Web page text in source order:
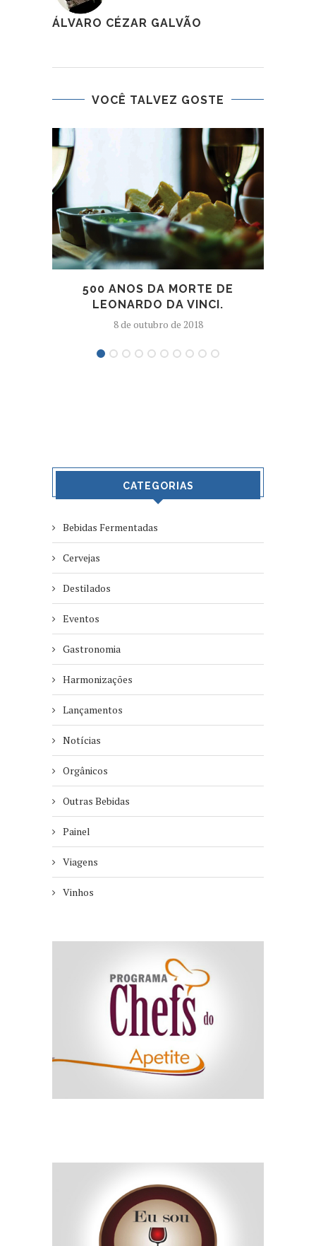
ÁLVARO CÉZAR GALVÃO
VOCÊ TALVEZ GOSTE
500 ANOS DA MORTE DE
LEONARDO DA VINCI.
8 de outubro de 2018
CATEGORIAS
Bebidas Fermentadas
Cervejas
Destilados
Eventos
Gastronomia
Harmonizações
Lançamentos
Notícias
Orgânicos
Outras Bebidas
Painel
Viagens
Vinhos